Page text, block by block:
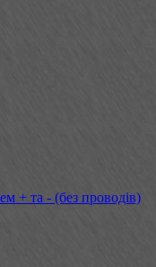
+ та - (без проводів)